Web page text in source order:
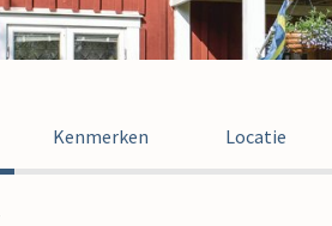
Kenmerken Locatie